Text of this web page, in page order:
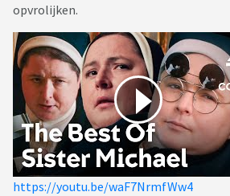
opvrolijken.
https://youtu.be/waF7NrmfWw4